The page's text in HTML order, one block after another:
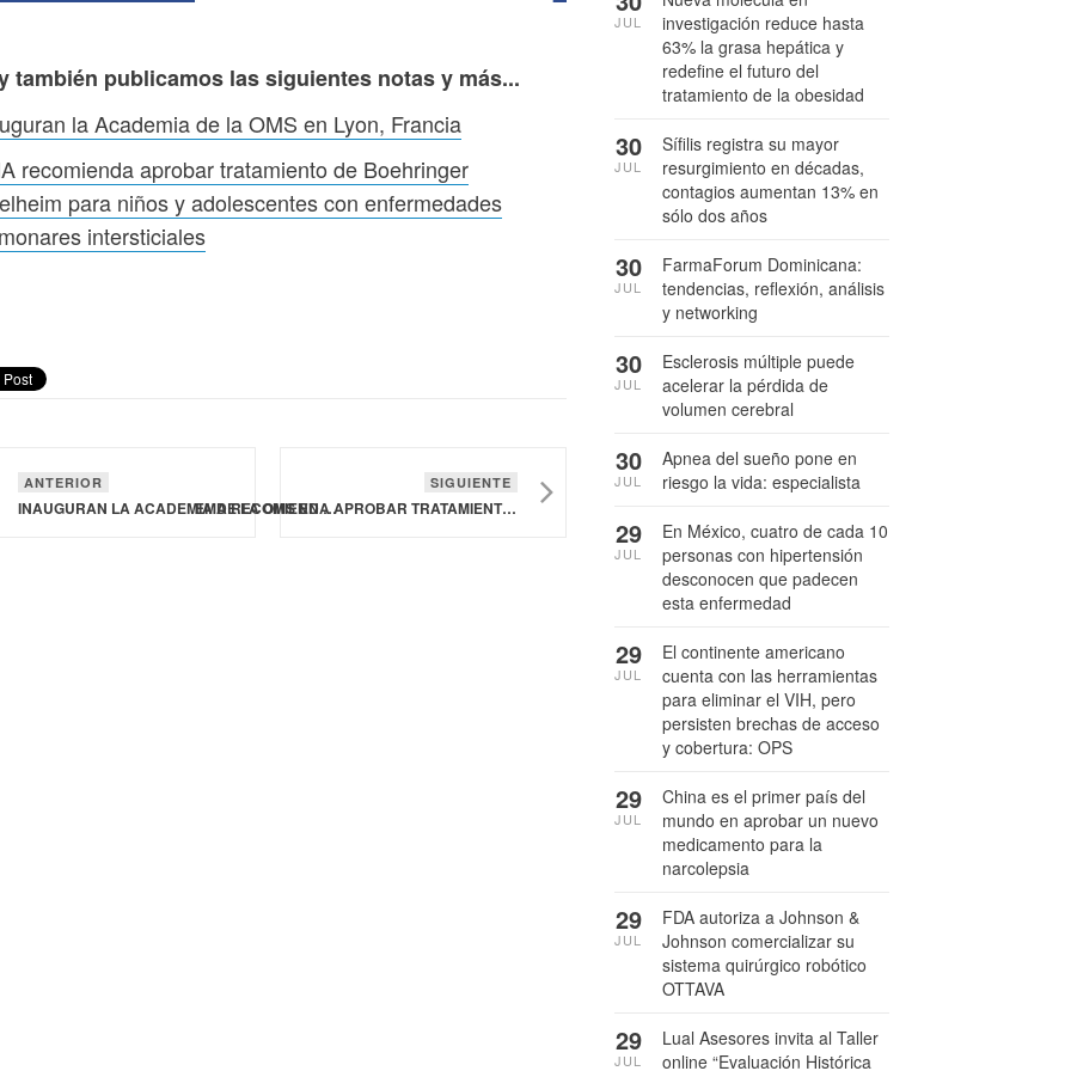
también publicamos las siguientes notas y más...
la Academia de la OMS en Lyon, Francia
recomienda aprobar tratamiento de Boehringer
para niños y adolescentes con enfermedades
intersticiales
ANTERIOR
INAUGURAN LA ACADEMIA DE LA OMS EN LYON, FRANCIA
SIGUIENTE
EMA RECOMIENDA APROBAR TRATAMIENTO DE BOEHRINGER INGELHEIM PARA NIÑOS Y ADOLESCENTES CON ENFERMEDADES PULMONARES INTERSTICIALES
investigación reduce hasta
63% la grasa hepática y
redefine el futuro del
tratamiento de la obesidad
JUL
Sífilis registra su mayor
resurgimiento en décadas,
contagios aumentan 13% en
sólo dos años
30
JUL
FarmaForum Dominicana:
tendencias, reflexión, análisis
y networking
30
JUL
Esclerosis múltiple puede
acelerar la pérdida de
volumen cerebral
30
JUL
Apnea del sueño pone en
riesgo la vida: especialista
30
JUL
En México, cuatro de cada 10
personas con hipertensión
desconocen que padecen
esta enfermedad
29
JUL
El continente americano
cuenta con las herramientas
para eliminar el VIH, pero
persisten brechas de acceso
y cobertura: OPS
29
JUL
China es el primer país del
mundo en aprobar un nuevo
medicamento para la
narcolepsia
29
JUL
FDA autoriza a Johnson &
Johnson comercializar su
sistema quirúrgico robótico
OTTAVA
29
JUL
Lual Asesores invita al Taller
online “Evaluación Histórica
29
JUL